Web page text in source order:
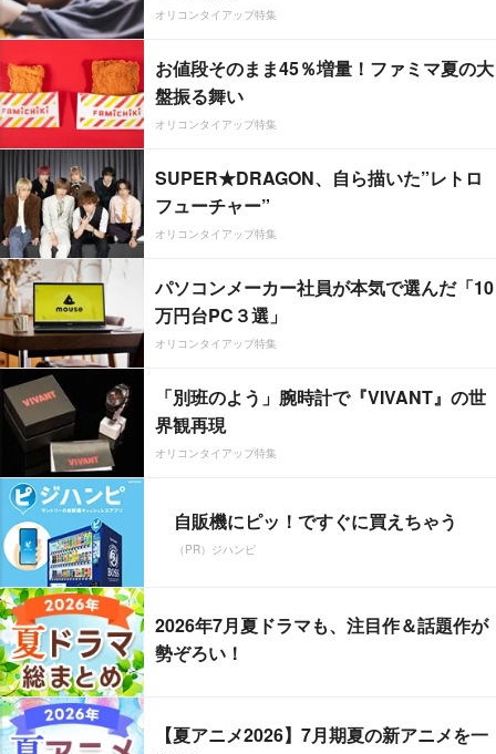
オリコンタイアップ特集
お値段そのまま45％増量！ファミマ夏の大
盤振る舞い
オリコンタイアップ特集
SUPER★DRAGON、自ら描いた”レトロ
フューチャー”
オリコンタイアップ特集
パソコンメーカー社員が本気で選んだ「10
万円台PC３選」
オリコンタイアップ特集
「別班のよう」腕時計で『VIVANT』の世
界観再現
オリコンタイアップ特集
自販機にピッ！ですぐに買えちゃう
（PR）ジハンピ
2026年7月夏ドラマも、注目作＆話題作が
勢ぞろい！
【夏アニメ2026】7月期夏の新アニメを一